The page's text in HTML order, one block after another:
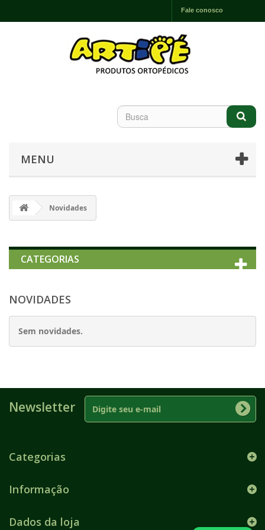
Fale conosco
MENU
Novidades
CATEGORIAS
NOVIDADES
Sem novidades.
Newsletter
Categorias
Informação
Dados da loja